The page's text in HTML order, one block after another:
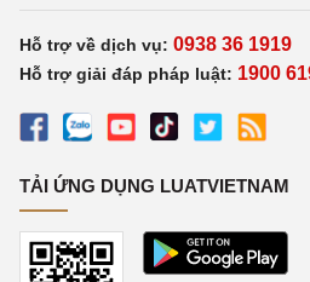
Hỗ trợ về dịch vụ: 0938 36 1919
Hỗ trợ giải đáp pháp luật: 1900
TẢI ỨNG DỤNG LUATVIETNAM